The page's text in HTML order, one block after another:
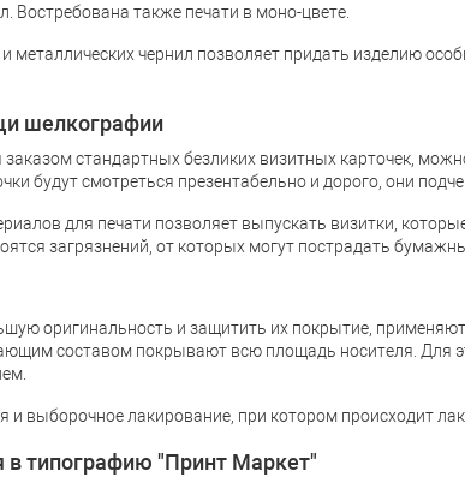
Востребована также печати в моно-цвете.
металлических чернил позволяет придать изделию
шелкографии
заказом стандартных безликих визитных карточек,
будут смотреться презентабельно и дорого, они
для печати позволяет выпускать визитки,
загрязнений, от которых могут пострадать
оригинальность и защитить их покрытие,
составом покрывают всю площадь носителя. Для
и выборочное лакирование, при котором происходит
типографию "Принт Маркет"